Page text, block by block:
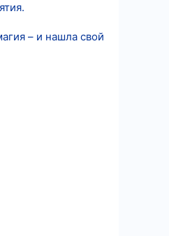
– и нашла свой